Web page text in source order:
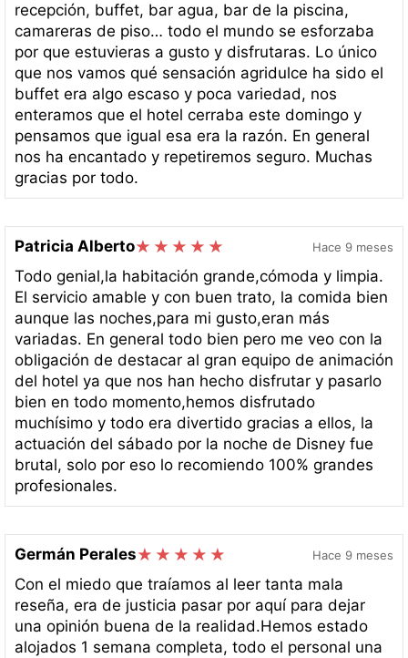
recepción, buffet, bar agua, bar de la piscina,
camareras de piso… todo el mundo se esforzaba
por que estuvieras a gusto y disfrutaras. Lo único
que nos vamos qué sensación agridulce ha sido el
buffet era algo escaso y poca variedad, nos
enteramos que el hotel cerraba este domingo y
pensamos que igual esa era la razón. En general
nos ha encantado y repetiremos seguro. Muchas
gracias por todo.
Patricia Alberto Hace 9 meses
Todo genial,la habitación grande,cómoda y limpia.
El servicio amable y con buen trato, la comida bien
aunque las noches,para mi gusto,eran más
variadas. En general todo bien pero me veo con la
obligación de destacar al gran equipo de animación
del hotel ya que nos han hecho disfrutar y pasarlo
bien en todo momento,hemos disfrutado
muchísimo y todo era divertido gracias a ellos, la
actuación del sábado por la noche de Disney fue
brutal, solo por eso lo recomiendo 100% grandes
profesionales.
Germán Perales Hace 9 meses
Con el miedo que traíamos al leer tanta mala
reseña, era de justicia pasar por aquí para dejar
una opinión buena de la realidad.Hemos estado
alojados 1 semana completa, todo el personal una